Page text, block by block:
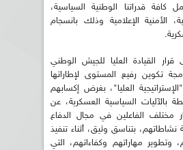
كافة قدراتنا الوطنية السياسية،
الأمنية الإعلامية وذلك بانسجام
القيادة العليا للجيش الوطني
تكوين رفيع المستوى لإطاراتها
العليا"، بغرض إكسابهم
بالآليات السياسية العسكرية، عن
مختلف الفاعلين في مجال الدفاع
نشاطاتهم، بتناسق وثيق، أثناء تنفيذ
وتطوير مهاراتهم وكفاءاتهم، التي